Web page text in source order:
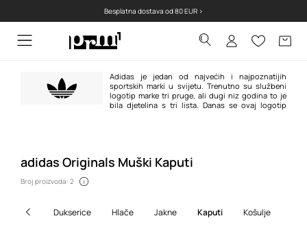
Besplatna dostava od 80 EUR >
Adidas je jedan od najvećih i najpoznatijih
sportskih marki u svijetu. Trenutno su službeni
logotip marke tri pruge, ali dugi niz godina to je
bila djetelina s tri lista. Danas se ovaj logotip
adidas Originals Muški Kaputi
Broj proizvoda: 2
dukserice hlače jakne kaputi košulje